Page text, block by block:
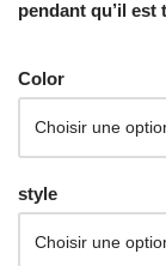
pendant qu’il est
Color
style